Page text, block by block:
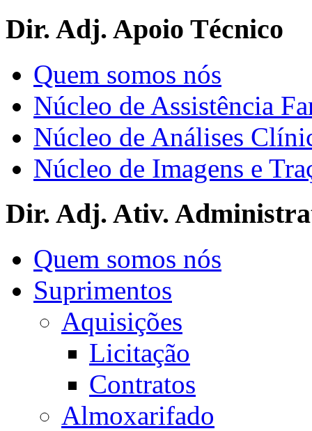
Dir. Adj. Apoio Técnico
Quem somos nós
Núcleo de Assistência
Núcleo de Análises
Núcleo de Imagens e
Dir. Adj. Ativ.
Quem somos nós
Suprimentos
Aquisições
Licitação
Contratos
Almoxarifado